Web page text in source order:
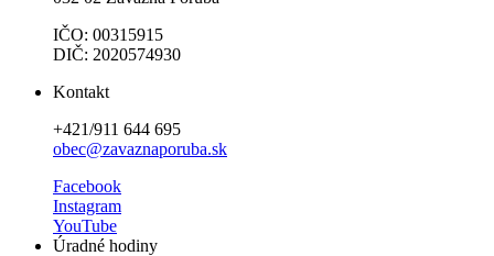
IČO: 00315915
DIČ: 2020574930
Kontakt
+421/911 644 695
obec@zavaznaporuba.sk
Facebook
Instagram
YouTube
Úradné hodiny